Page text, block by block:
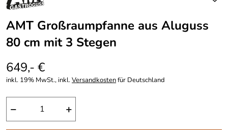
AMT Großraumpfanne aus Aluguss
80 cm mit 3 Stegen
649,- €
inkl. 19% MwSt., inkl.Versandkostenfür Deutschland
− +